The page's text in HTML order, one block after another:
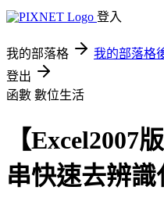
登入
我的部落格 我的部落格
登出
函數 數位生活
【Excel2007
串快速去辨